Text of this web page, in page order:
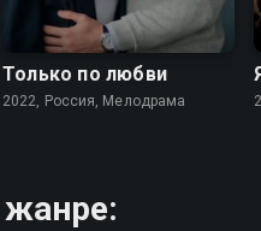
Только по любви
2022, Россия, Мелодрама